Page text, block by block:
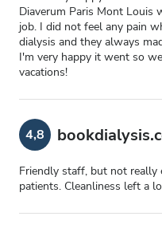
Diaverum Paris Mont Louis
job. I did not feel any pain
dialysis and they always
I'm very happy it went so
vacations!
4,8
Friendly staff, but not
patients. Cleanliness left a